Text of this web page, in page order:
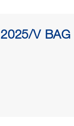
2025/V BAG